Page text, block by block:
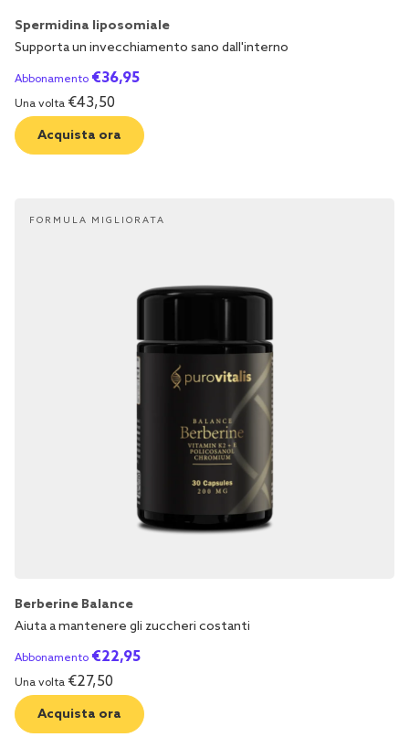
Spermidina liposomiale
Supporta un invecchiamento sano dall'interno
Abbonamento €36,95
Una volta €43,50
Acquista ora
FORMULA MIGLIORATA
Berberine Balance
Aiuta a mantenere gli zuccheri costanti
Abbonamento €22,95
Una volta €27,50
Acquista ora